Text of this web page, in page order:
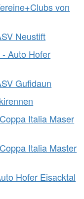
von
Neustift
Auto Hofer
Gufidaun
Italia Maser
Italia Master
Hofer Eisacktal